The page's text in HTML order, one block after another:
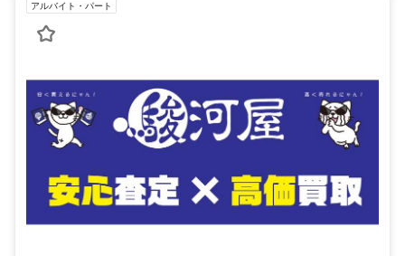
アルバイト・パート